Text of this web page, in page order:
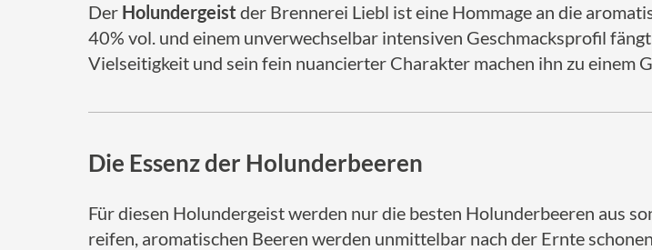
Der Holundergeist der Brennerei Liebl ist eine Hommage an die
40% vol. und einem unverwechselbar intensiven Geschmacksprofil
Vielseitigkeit und sein fein nuancierter Charakter machen ihn zu einem
Die Essenz der Holunderbeeren
Für diesen Holundergeist werden nur die besten Holunderbeeren aus
reifen, aromatischen Beeren werden unmittelbar nach der Ernte